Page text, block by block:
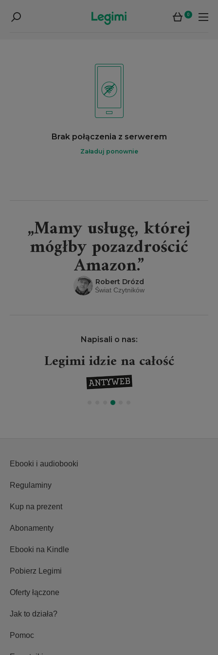
0
Brak połączenia z serwerem
Załaduj ponownie
„Mamy usługę, której
mógłby pozazdrościć
Amazon.”
Robert Drózd
Świat Czytników
Napisali o nas:
Legimi idzie na całość
Ebooki i audiobooki
Regulaminy
Kup na prezent
Abonamenty
Ebooki na Kindle
Pobierz Legimi
Oferty łączone
Jak to działa?
Pomoc